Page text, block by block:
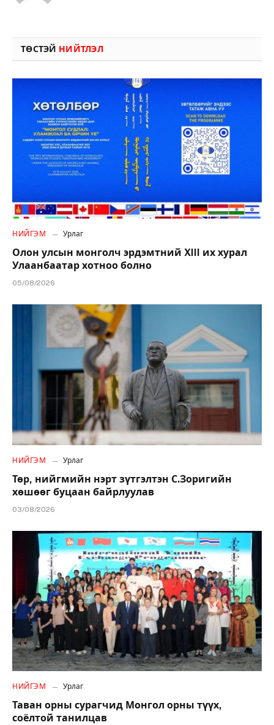
ТӨСТЭЙ НИЙТЛЭЛ
НИЙГЭМ Урлаг
Олон улсын монголч эрдэмтний XIII их хурал
Улаанбаатар хотноо болно
05/08/2026
НИЙГЭМ Урлаг
Төр, нийгмийн нэрт зүтгэлтэн С.Зоригийн
хөшөөг буцаан байрлуулав
03/08/2026
НИЙГЭМ Урлаг
Таван орны сурагчид Монгол орны түүх,
соёлтой танилцав